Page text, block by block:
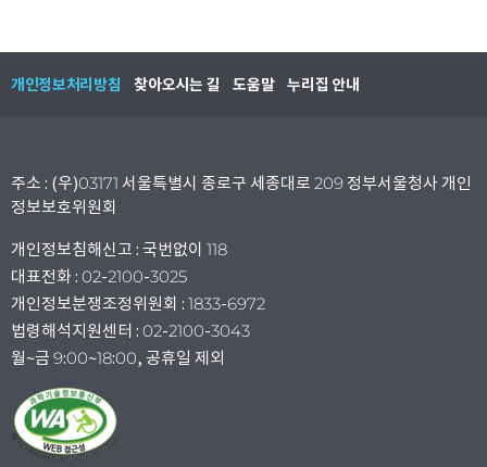
개인정보처리방침 찾아오시는 길 도움말 누리집 안내
주소 : (우)03171 서울특별시 종로구 세종대로 209 정부서울청사 개인
정보보호위원회
개인정보침해신고 : 국번없이 118
대표전화 : 02-2100-3025
개인정보분쟁조정위원회 : 1833-6972
법령해석지원센터 : 02-2100-3043
월~금 9:00~18:00, 공휴일 제외